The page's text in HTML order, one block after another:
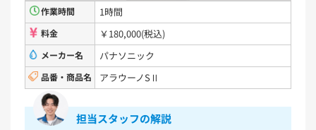
TBV03401J1 TBV03401Z1
洗面化粧台
VシリーズLMPB060A1GDC1G+LDPB060BAGEN2
VシリーズLMPB075A1GDC1G+LDPB075BAGEN2
VシリーズLMPB075A3GDC1G+LDPB075BAGEN2
VシリーズLMPB075B1GDC1G+LDPB075BAGEN2
作業時間 1時間
料金 ￥180,000(税込)
メーカー名 パナソニック
品番・商品名 アラウーノSⅡ
担当スタッフの解説